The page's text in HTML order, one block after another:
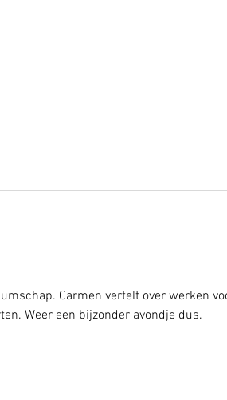
Carmen vertelt over werken
Weer een bijzonder avondje dus.